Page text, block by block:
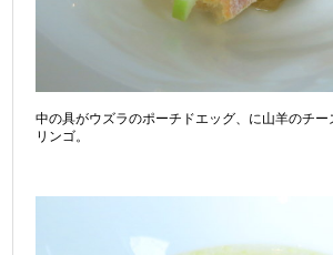
中の具がウズラのポーチドエッグ、に山羊のチ
リンゴ。